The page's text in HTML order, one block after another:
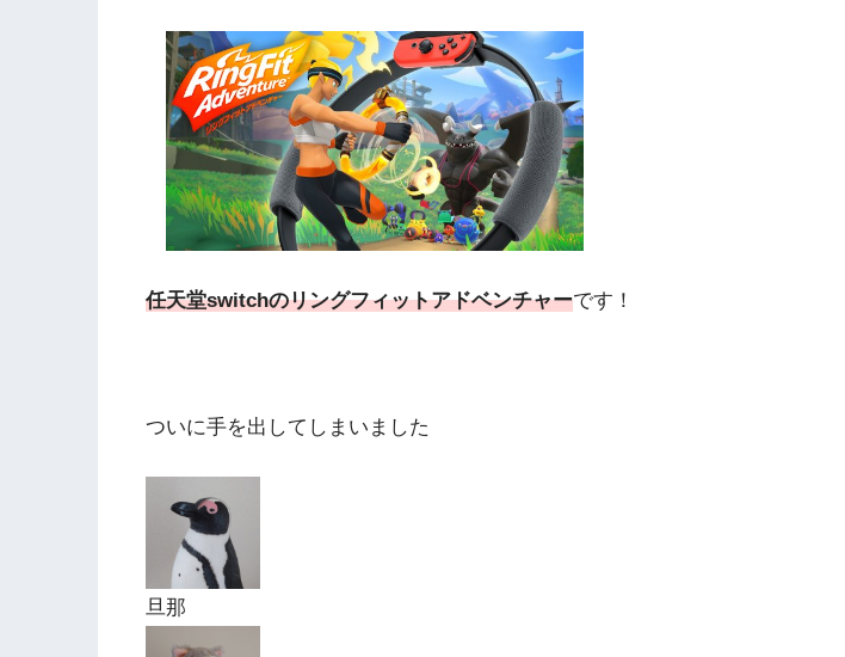
任天堂switchのリングフィットアドベンチャーです！
ついに手を出してしまいました
旦那